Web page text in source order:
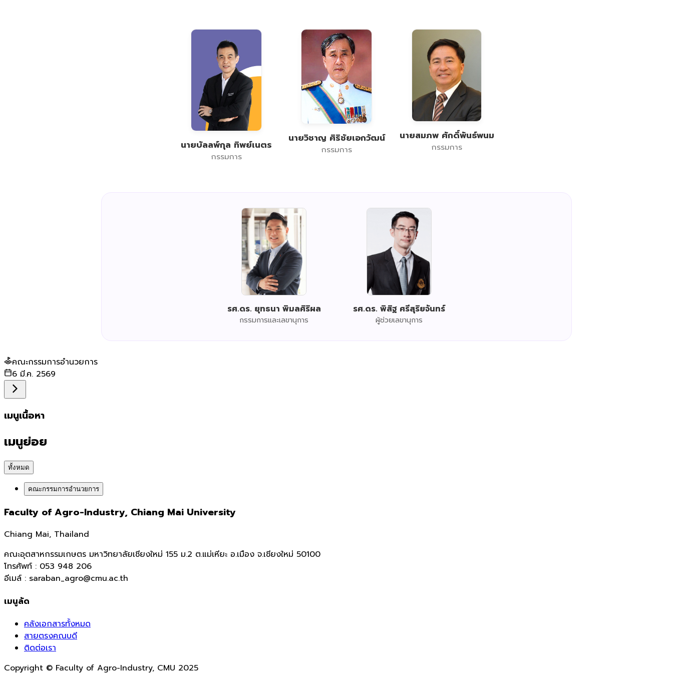
นายบัลลพ์กุล ทิพย์เนตร
กรรมการ
นายวิชาญ ศิริชัยเอกวัฒน์
กรรมการ
นายสมภพ ศักดิ์พันธ์พนม
กรรมการ
รศ.ดร. ยุทธนา พิมลศิริผล
กรรมการและเลขานุการ
รศ.ดร. พิสิฐ ศรีสุริยจันทร์
ผู้ช่วยเลขานุการ
คณะกรรมการอำนวยการ
6 มี.ค. 2569
เมนูเนื้อหา
เมนูย่อย
ทั้งหมด
คณะกรรมการอำนวยการ
Faculty of Agro-Industry, Chiang Mai University
Chiang Mai, Thailand
คณะอุตสาหกรรมเกษตร มหาวิทยาลัยเชียงใหม่ 155 ม.2 ต.แม่เหียะ อ.เมือง จ.เชียงใหม่ 50100
โทรศัพท์ : 053 948 206
อีเมล์ : saraban_agro@cmu.ac.th
เมนูลัด
คลังเอกสารทั้งหมด
สายตรงคณบดี
ติดต่อเรา
Copyright © Faculty of Agro-Industry, CMU 2025